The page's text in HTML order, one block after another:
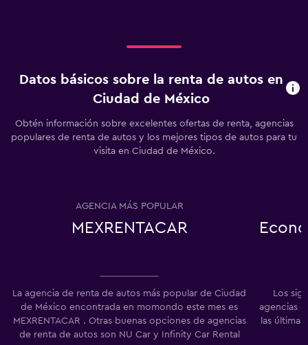
Datos básicos sobre la renta de autos en
Ciudad de México
Obtén información sobre excelentes ofertas de renta, agencias
populares de renta de autos y los mejores tipos de autos para tu
visita en Ciudad de México.
AGENCIA MÁS POPULAR
MEXRENTACAR
La agencia de renta de autos más popular de Ciudad
de México encontrada en momondo este mes es
MEXRENTACAR . Otras buenas opciones de agencias
de renta de autos son NU Car y Infinity Car Rental
Los
agencias
las